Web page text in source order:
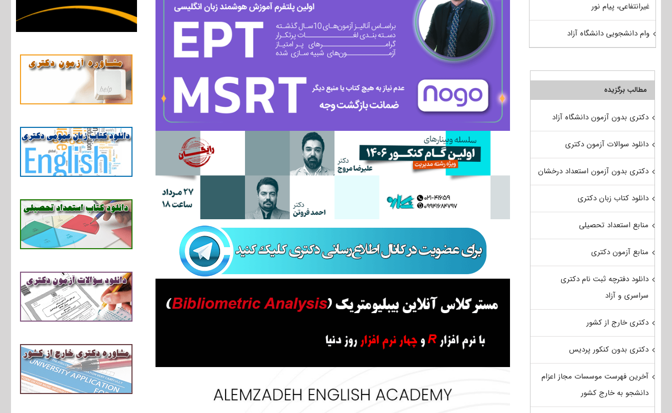
غیرانتفاعی، پیام نور
وام دانشجویی دانشگاه آزاد
مطالب برگزیده
دکتری بدون آزمون دانشگاه آزاد
دانلود سوالات آزمون دکتری
دکتری بدون آزمون استعداد درخشان
دانلود کتاب زبان دکتری
منابع استعداد تحصیلی
منابع آزمون دکتری
دانلود دفترچه ثبت نام دکتری
سراسری و آزاد
دکتری خارج از کشور
دکتری بدون کنکور پردیس
آخرین فهرست موسسات مجاز اعزام
دانشجو به خارج کشور